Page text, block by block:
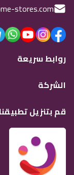
stores.com
روابط سريعة
الشركة
قم بتنزيل تطبيقنا